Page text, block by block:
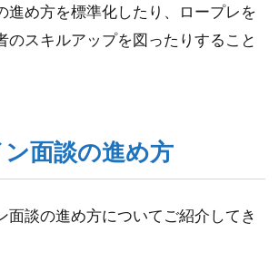
進め方を標準化したり、ロープレを
のスキルアップを図ったりすること
面談の進め方
面談の進め方についてご紹介してき